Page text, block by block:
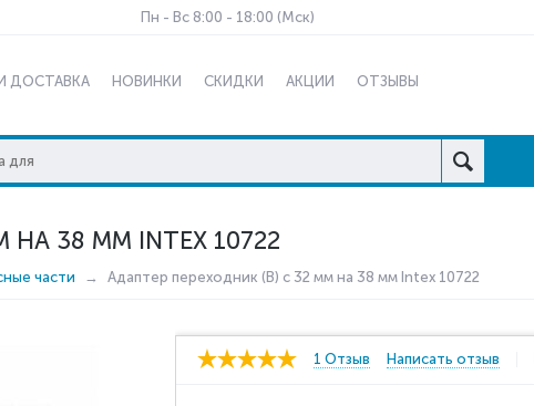
Пн - Вс 8:00 - 18:00 (Мск)
ДОСТАВКА НОВИНКИ СКИДКИ АКЦИИ ОТЗЫВЫ
38 ММ INTEX 10722
части Адаптер переходник (В) с 32 мм на 38 мм Intex 10722
1 Отзыв Написать отзыв